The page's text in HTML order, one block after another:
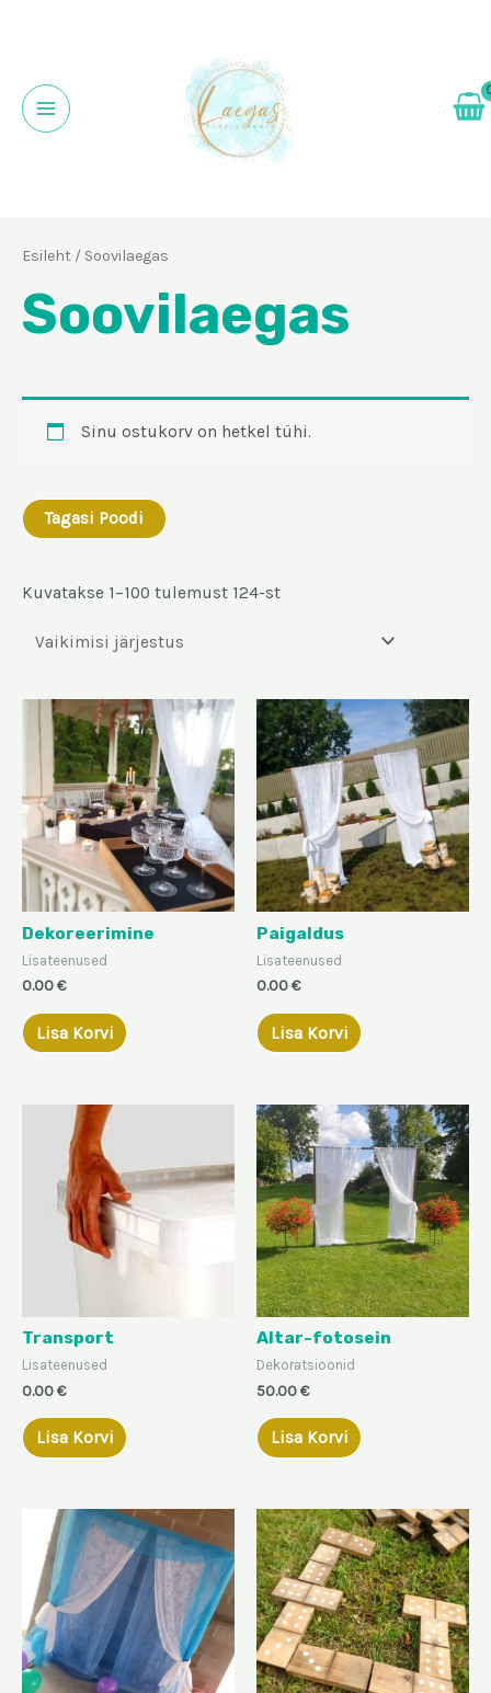
Main
Esileht / Soovilaegas
Soovilaegas
Sinu ostukorv on hetkel tühi.
Tagasi Poodi
Kuvatakse 1–100 tulemust 124-st
Dekoreerimine
Lisateenused
0.00€
Lisa Korvi
Paigaldus
Lisateenused
0.00€
Lisa Korvi
Transport
Lisateenused
0.00€
Lisa Korvi
Altar-fotosein
Dekoratsioonid
50.00€
Lisa Korvi